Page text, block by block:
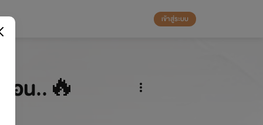
เข้าสู่ระบบ
อน..🔥